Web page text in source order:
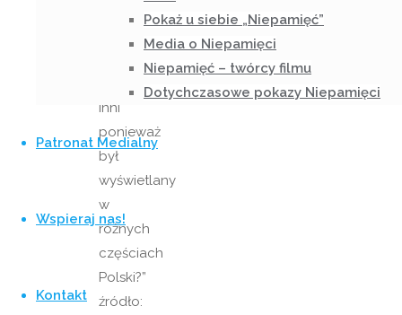
Pokaż u siebie „Niepamięć”
Media o Niepamięci
Niepamięć – twórcy filmu
Dotychczasowe pokazy Niepamięci
Patronat Medialny
Wspieraj nas!
Kontakt
odbierali
inni
ponieważ
był
wyświetlany
w
różnych
częściach
Polski?”
źródło: